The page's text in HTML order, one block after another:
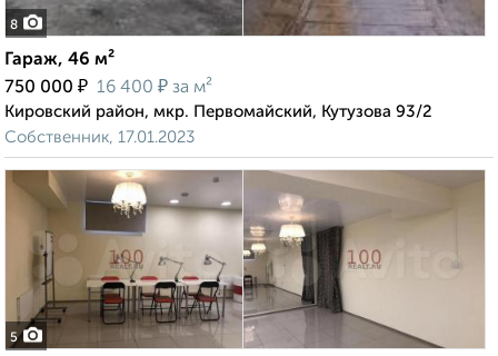
8
Гараж, 46 м²
750 000 ₽ 16 400 ₽ за м²
Кировский район, мкр. Первомайский, Кутузова 93/2
Собственник, 17.01.2023
5